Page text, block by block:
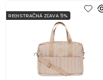
REGISTRAČNÁ ZĽAVA 5%